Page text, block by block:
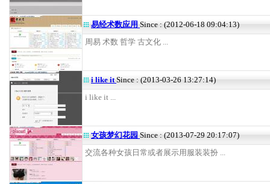
易经术数应用 Since : (2012-06-18 09:04:13)
周易 术数 哲学 古文化 ...
i like itSince : (2013-03-26 13:27:14)
i like it ...
女孩梦幻花园 Since : (2013-07-29 20:17:07)
交流各种女孩日常或者展示用服装装扮 ...